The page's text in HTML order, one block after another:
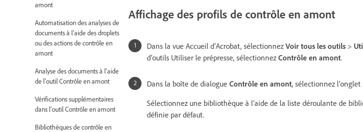
amont
Automatisation des analyses de
documents à l’aide des droplets
ou des actions de contrôle en
amont
Analyse des documents à l’aide
de l’outil Contrôle en amont
Vérifications supplémentaires
dans l’outil Contrôle en amont
Bibliothèques de contrôle en
Affichage des profils de contrôle en amont
Dans la vue Accueil d’Acrobat, sélectionnezVoir tous les outils >
d’outils Utiliser le prépresse, sélectionnezContrôle en amont.
Dans la boîte de dialogue Contrôle en amont, sélectionnez l’onglet
Sélectionnez une bibliothèque à l’aide de la liste déroulante de
définie par défaut.